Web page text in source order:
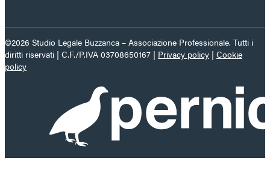
©2026 Studio Legale Buzzanca – Associazione Professionale. Tutti i
diritti riservati | C.F./P.IVA 03708650167 | Privacy policy | Cookie
policy